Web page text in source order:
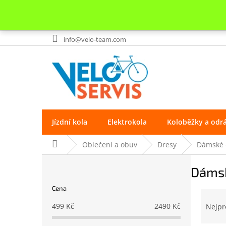
Přejít
na
info@velo-team.com
Jízdní kola Elektrokola Koloběžky a
Domů Oblečení a obuv Dresy
Cena
499 Kč 2490 Kč